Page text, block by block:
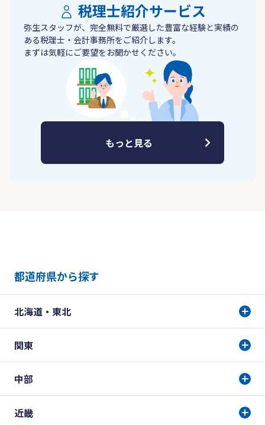
税理士紹介サービス
弥生スタッフが、完全無料で厳選した豊富な経験と実績の
ある税理士・会計事務所をご紹介します。
まずは気軽にご要望をお聞かせください。
もっと見る
都道府県から探す
北海道・東北
関東
中部
近畿